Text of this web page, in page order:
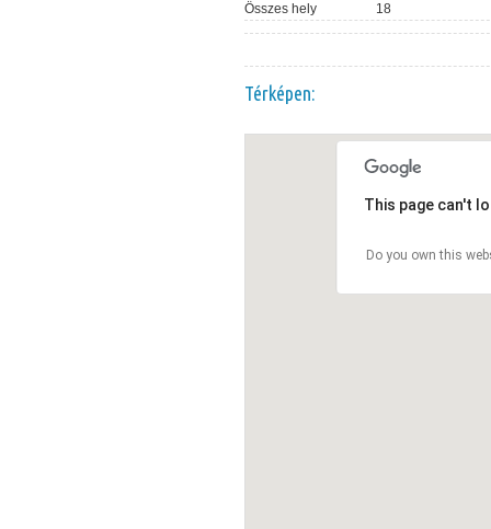
Összes hely
18
Térképen:
This page can't
Do you own this